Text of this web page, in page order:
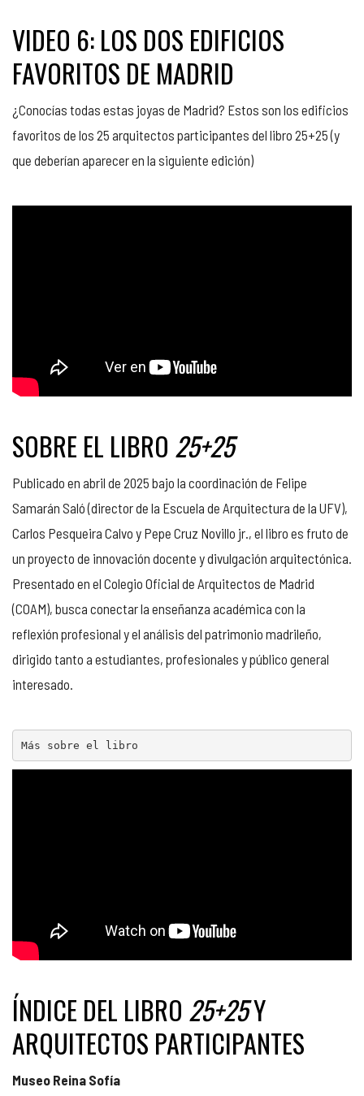
VIDEO 6: LOS DOS EDIFICIOS
FAVORITOS DE MADRID
¿Conocías todas estas joyas de Madrid? Estos son los edificios
favoritos de los 25 arquitectos participantes del libro 25+25 (y
que deberían aparecer en la siguiente edición)
SOBRE EL LIBRO 25+25
Publicado en abril de 2025 bajo la coordinación de Felipe
Samarán Saló (director de la Escuela de Arquitectura de la UFV),
Carlos Pesqueira Calvo y Pepe Cruz Novillo jr., el libro es fruto de
un proyecto de innovación docente y divulgación arquitectónica.
Presentado en el Colegio Oficial de Arquitectos de Madrid
(COAM), busca conectar la enseñanza académica con la
reflexión profesional y el análisis del patrimonio madrileño,
dirigido tanto a estudiantes, profesionales y público general
interesado.
Más sobre el libro
ÍNDICE DEL LIBRO 25+25Y
ARQUITECTOS PARTICIPANTES
Museo Reina Sofía